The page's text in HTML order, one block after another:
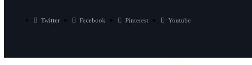
Twitter Facebook Pinterest Youtube